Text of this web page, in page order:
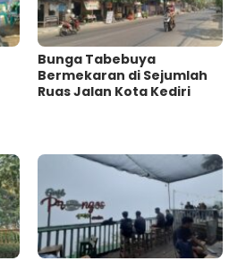
Bunga Tabebuya
Bermekaran di Sejumlah
Ruas Jalan Kota Kediri